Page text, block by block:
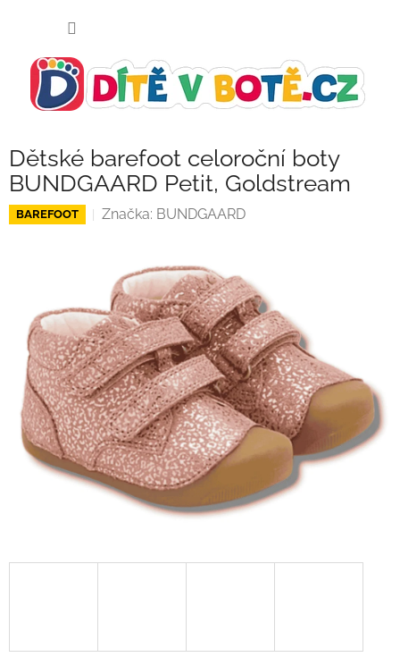
Dětské barefoot celoroční boty
BUNDGAARD Petit, Goldstream
BAREFOOT Značka: BUNDGAARD